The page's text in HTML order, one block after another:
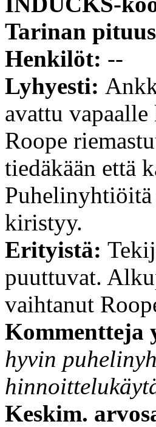
Tarinan
Henkilöt: --
Lyhyesti:
avattu
Roope
tiedäkään että
kiristyy.
Erityistä:
puuttuvat.
vaihtanut
Kommentteja
hyvin
Keskim.